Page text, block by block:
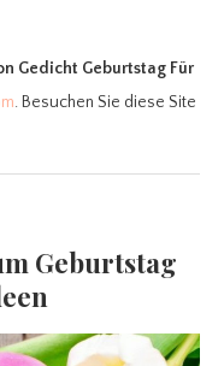
Gedicht Geburtstag Für
. Besuchen Sie diese Site
Geburtstag